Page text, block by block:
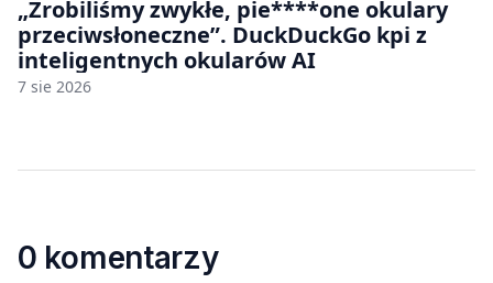
„Zrobiliśmy zwykłe, pie****one okulary
przeciwsłoneczne”. DuckDuckGo kpi z
inteligentnych okularów AI
7 sie 2026
0 komentarzy